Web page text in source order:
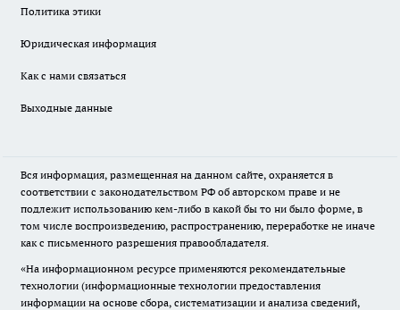
Политика этики
Юридическая информация
Как с нами связаться
Выходные данные
Вся информация, размещенная на данном сайте, охраняется в
соответствии с законодательством РФ об авторском праве и не
подлежит использованию кем-либо в какой бы то ни было форме, в
том числе воспроизведению, распространению, переработке не иначе
как с письменного разрешения правообладателя.
«На информационном ресурсе применяются рекомендательные
технологии (информационные технологии предоставления
информации на основе сбора, систематизации и анализа сведений,